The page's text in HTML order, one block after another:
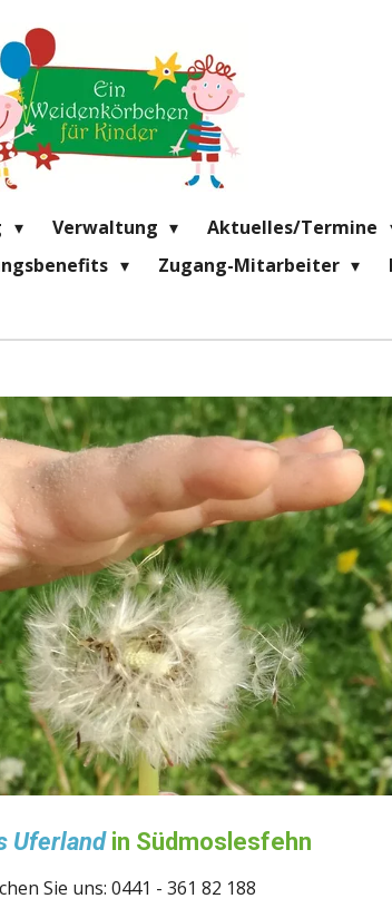
Verwaltung Aktuelles/Termine
Zugang-Mitarbeiter
Uferlandin Südmoslesfehn
Sie uns: 0441 - 361 82 188